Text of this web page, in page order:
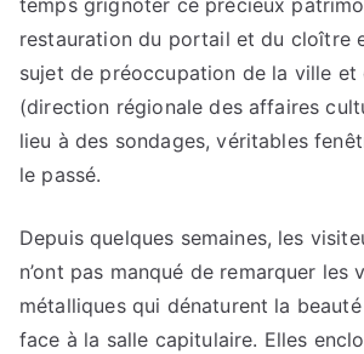
temps grignoter ce précieux
restauration du portail et du cloître
sujet de préoccupation de la ville et
(direction régionale des affaires
lieu à des sondages, véritables
le passé.
Depuis quelques semaines, les
n’ont pas manqué de remarquer les
métalliques qui dénaturent la
face à la salle capitulaire. Elles